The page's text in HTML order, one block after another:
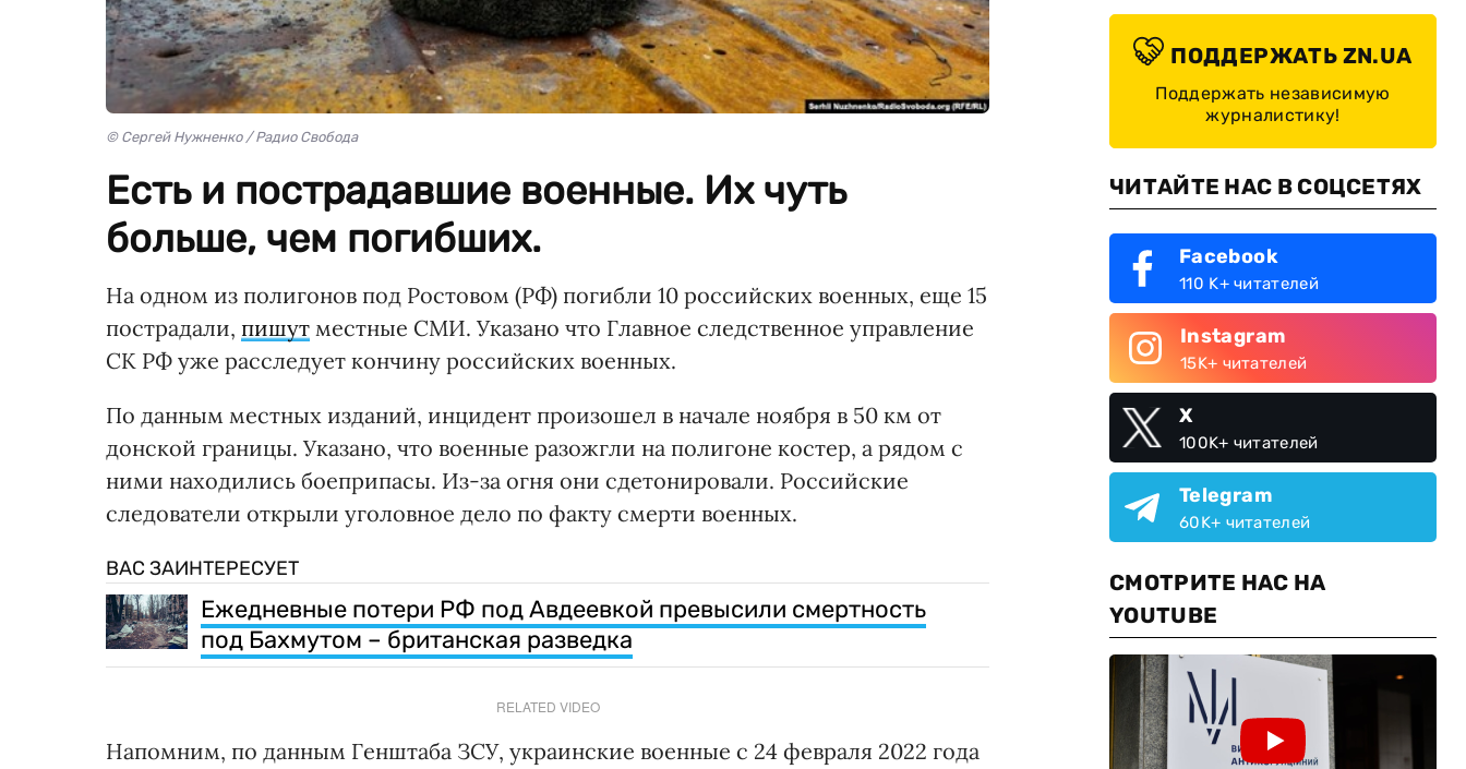
© Сергей Нужненко / Радио Свобода
Есть и пострадавшие военные. Их чуть
больше, чем погибших.
На одном из полигонов под Ростовом (РФ) погибли 10 российских военных, еще 15
пострадали, пишут местные СМИ. Указано что Главное следственное управление
СК РФ уже расследует кончину российских военных.
По данным местных изданий, инцидент произошел в начале ноября в 50 км от
донской границы. Указано, что военные разожгли на полигоне костер, а рядом с
ними находились боеприпасы. Из-за огня они сдетонировали. Российские
следователи открыли уголовное дело по факту смерти военных.
ВАС ЗАИНТЕРЕСУЕТ
Ежедневные потери РФ под Авдеевкой превысили смертность
под Бахмутом – британская разведка
RELATED VIDEO
Напомним, по данным Генштаба ЗСУ, украинские военные с 24 февраля 2022 года
ПОДДЕРЖАТЬ ZN.UA
Поддержать независимую
журналистику!
ЧИТАЙТЕ НАС В СОЦСЕТЯХ
Facebook
110 K+ читателей
Instagram
15K+ читателей
X
100K+ читателей
Telegram
60K+ читателей
СМОТРИТЕ НАС НА
YOUTUBE